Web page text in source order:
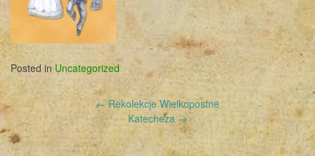
Posted in Uncategorized
Post
navigation
← Rekolekcje Wielkopostne
Katecheza →